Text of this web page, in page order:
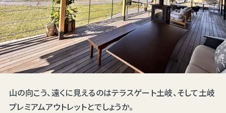
山の向こう、遠くに見えるのはテラスゲート土岐、そして土岐
プレミアムアウトレットとでしょうか。